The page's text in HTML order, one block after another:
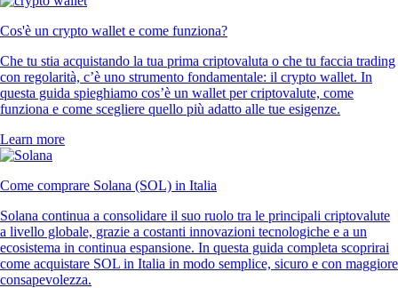
Cos'è un crypto wallet e come funziona?
Che tu stia acquistando la tua prima criptovaluta o che tu faccia trading
con regolarità, c’è uno strumento fondamentale: il crypto wallet. In
questa guida spieghiamo cos’è un wallet per criptovalute, come
funziona e come scegliere quello più adatto alle tue esigenze.
Learn more
Come comprare Solana (SOL) in Italia
Solana continua a consolidare il suo ruolo tra le principali criptovalute
a livello globale, grazie a costanti innovazioni tecnologiche e a un
ecosistema in continua espansione. In questa guida completa scoprirai
come acquistare SOL in Italia in modo semplice, sicuro e con maggiore
consapevolezza.